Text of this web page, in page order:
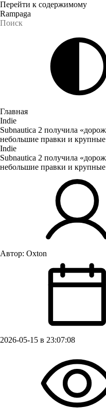
Перейти к содержимому
Rampaga
Главная
Indie
Subnautica 2 получила
небольшие правки и
Indie
Subnautica 2 получила
небольшие правки и
Автор: Oxton
2026-05-15 в 23:07:08